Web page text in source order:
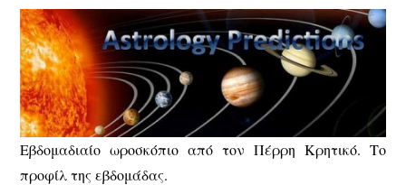
Εβδομαδιαίο ωροσκόπιο από τον Πέρρη Κρητικό. Το
προφίλ της εβδομάδας.